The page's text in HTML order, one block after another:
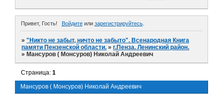
Привет, Гость! Войдитеили зарегистрируйтесь.
»"Никто не забыт, ничто не забыто". Всенародная Книга
памяти Пензенской области. »г.Пенза. Ленинский район.
» Мансуров ( Монсуров) Николай Андреевич
Мансуров ( Монсуров) Николай Андреевич
Страница:1